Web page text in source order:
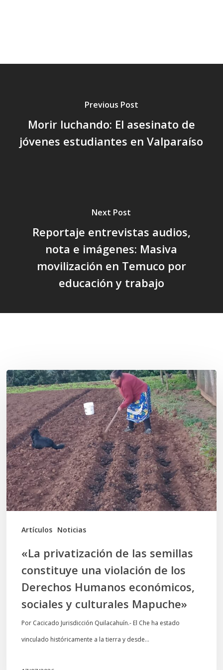
Previous Post
Morir luchando: El asesinato de
jóvenes estudiantes en Valparaíso
Next Post
Reportaje entrevistas audios,
nota e imágenes: Masiva
movilización en Temuco por
educación y trabajo
Artículos Noticias
«La
privatización
de
las
semillas
constituye
una
violación
de
Humanos
económicos,
sociales
culturales
Mapuche»
«La privatización de las semillas
constituye una violación de los
Derechos Humanos económicos,
sociales y culturales Mapuche»
Por Cacicado Jurisdicción Quilacahuín.- El Che ha estado
vinculado históricamente a la tierra y desde…